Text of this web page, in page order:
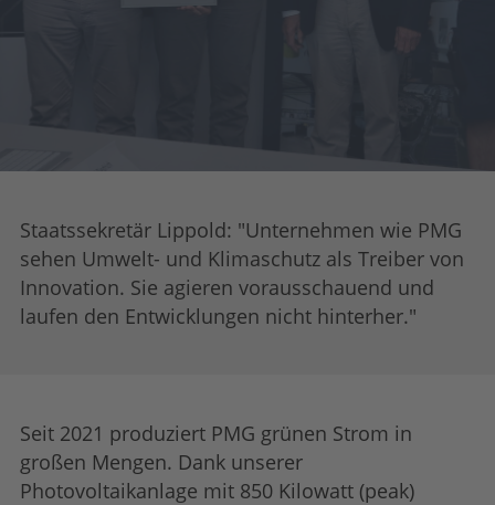
Staatssekretär Lippold: "Unternehmen wie PMG
sehen Umwelt- und Klimaschutz als Treiber von
Innovation. Sie agieren vorausschauend und
laufen den Entwicklungen nicht hinterher."
Seit 2021 produziert PMG grünen Strom in
großen Mengen. Dank unserer
Photovoltaikanlage mit 850 Kilowatt (peak)